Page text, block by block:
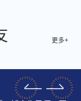
研究生资
家公派攻读
更多+